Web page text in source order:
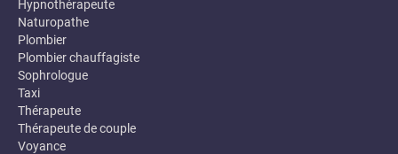
Hypnothérapeute
Naturopathe
Plombier
Plombier chauffagiste
Sophrologue
Taxi
Thérapeute
Thérapeute de couple
Voyance